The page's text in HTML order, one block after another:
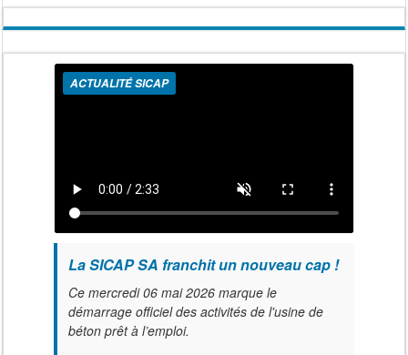
ACTUALITÉ SICAP
La SICAP SA franchit un nouveau cap !
Ce mercredi 06 mai 2026 marque le
démarrage officiel des activités de l'usine de
béton prêt à l’emploi.